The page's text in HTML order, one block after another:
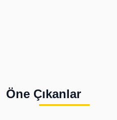
Öne Çıkanlar